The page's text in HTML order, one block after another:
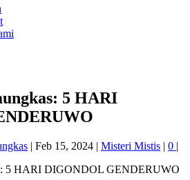
5 HARI
| Feb 15, 2024 | Misteri Mistis | 0 |